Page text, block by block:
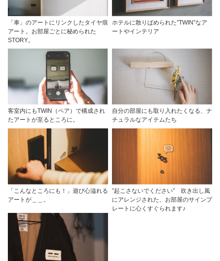
「車」のアートにリンクしたタイヤ痕
アート。お部屋ごとに秘められた
STORY。
ホテルに散りばめられた”TWIN”なア
ートやインテリア
客室内にもTWIN（ペア）で構成され
たアートが至るところに。
自分の部屋にも取り入れたくなる、ナ
チュラルなアイテムたち
「こんなところにも！」遊び心溢れる
アートが＿＿。
”起こさないでください” 吹き出し風
にアレンジされた、お部屋のサインプ
レートに心くすぐられます♪